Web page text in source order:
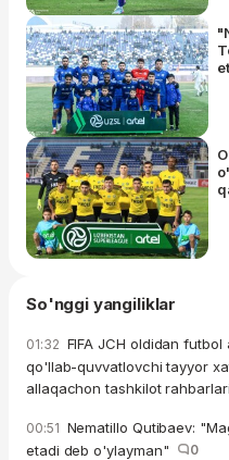
So'nggi yangiliklar
01:32 FIFA JCH oldidan
qo'llab-quvvatlovchi tayyor
allaqachon tashkilot
00:51 Nematillo Qutibaev:
etadi deb o'ylayman"
0